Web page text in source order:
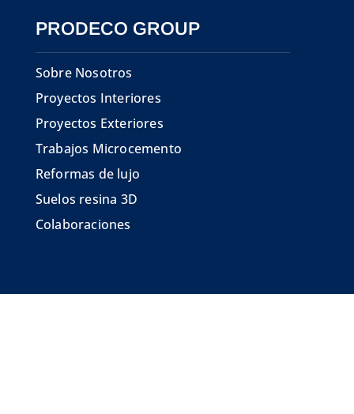
PRODECO GROUP
Sobre Nosotros
Proyectos Interiores
Proyectos Exteriores
Trabajos Microcemento
Reformas de lujo
Suelos resina 3D
Colaboraciones